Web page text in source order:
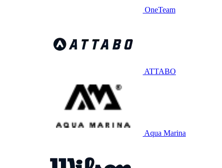
OneTeam
ATTABO
Aqua Marina